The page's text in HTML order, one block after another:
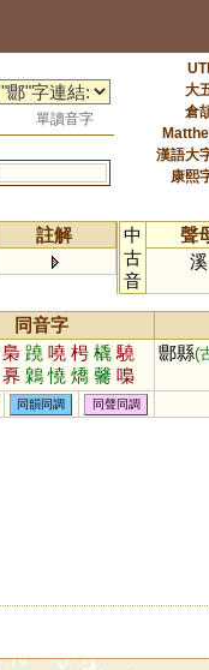
單讀音字
大
倉
漢語大
康熙
註解
中
古
音
聲
溪
同音字
梟 蹺 嘵 枵 橇 驍
奡 鷍 憢 燆 毊 嘄
虈 蹻 趬 藃 呺 膮
鄡
郻縣(
同韻同調 同聲同調